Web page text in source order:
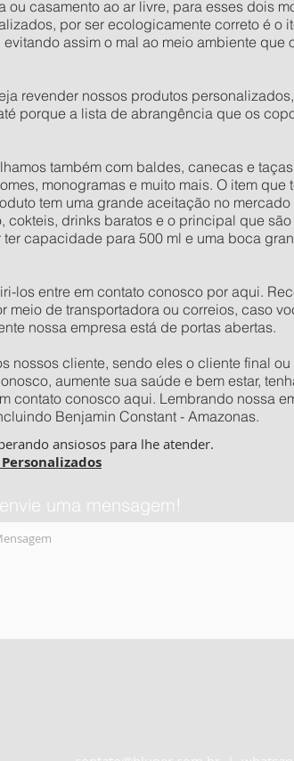
casamento ao ar livre, para esses dois
por ser ecologicamente correto é o
assim o mal ao meio ambiente que
revender nossos produtos
porque a lista de abrangência que os
também com baldes, canecas e
monogramas e muito mais. O item que
tem uma grande aceitação no
drinks baratos e o principal que
capacidade para 500 ml e uma boca
los entre em contato conosco por aqui.
meio de transportadora ou correios, caso
nossa empresa está de portas abertas.
nossos cliente, sendo eles o cliente final
aumente sua saúde e bem estar,
contato conosco aqui. Lembrando nossa
Benjamin Constant - Amazonas.
ansiosos para lhe atender.
uma mensagem!